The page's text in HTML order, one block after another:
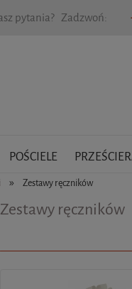
pytania? Zadzwoń:
POŚCIELE
» Zestawy ręczników
Zestawy ręczników